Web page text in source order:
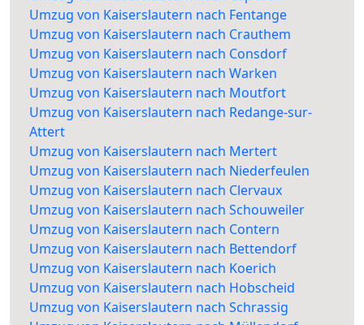
Umzug von Kaiserslautern nach Fentange
Umzug von Kaiserslautern nach Crauthem
Umzug von Kaiserslautern nach Consdorf
Umzug von Kaiserslautern nach Warken
Umzug von Kaiserslautern nach Moutfort
Umzug von Kaiserslautern nach Redange-sur-
Attert
Umzug von Kaiserslautern nach Mertert
Umzug von Kaiserslautern nach Niederfeulen
Umzug von Kaiserslautern nach Clervaux
Umzug von Kaiserslautern nach Schouweiler
Umzug von Kaiserslautern nach Contern
Umzug von Kaiserslautern nach Bettendorf
Umzug von Kaiserslautern nach Koerich
Umzug von Kaiserslautern nach Hobscheid
Umzug von Kaiserslautern nach Schrassig